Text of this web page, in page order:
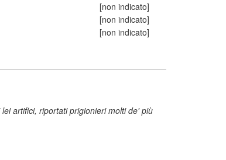
[non indicato]
[non indicato]
[non indicato]
artifici, riportati prigionieri molti de' più